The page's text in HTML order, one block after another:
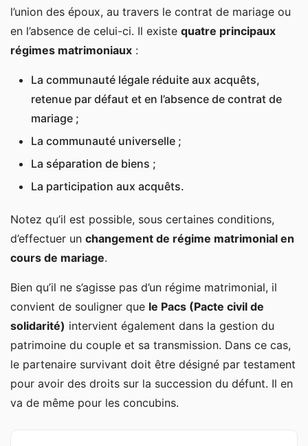
biens
Régime matrimonial de la participation aux
acquêts
Qu’est-ce que la participation aux acquêts ?
La succession sous le régime matrimonial de la
participation aux acquêts
Le changement de régime matrimonial
L’absence de régime matrimonial dans le cas du
Pacs
l’union des époux, au travers le contrat de mariage ou
en l’absence de celui-ci. Il existe quatre principaux
régimes matrimoniaux :
La communauté légale réduite aux acquêts,
retenue par défaut et en l’absence de contrat de
mariage ;
La communauté universelle ;
La séparation de biens ;
La participation aux acquêts.
Notez qu’il est possible, sous certaines conditions,
d’effectuer un changement de régime matrimonial en
cours de mariage.
Bien qu’il ne s’agisse pas d’un régime matrimonial, il
convient de souligner que le Pacs (Pacte civil de
solidarité) intervient également dans la gestion du
patrimoine du couple et sa transmission. Dans ce cas,
le partenaire survivant doit être désigné par testament
pour avoir des droits sur la succession du défunt. Il en
va de même pour les concubins.